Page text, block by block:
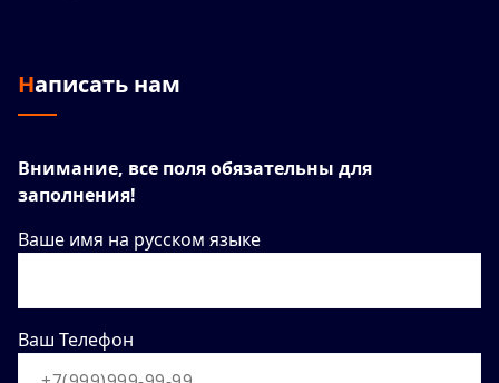
Написать нам
Внимание, все поля обязательны для
заполнения!
Ваше имя на русском языке
Ваш Телефон